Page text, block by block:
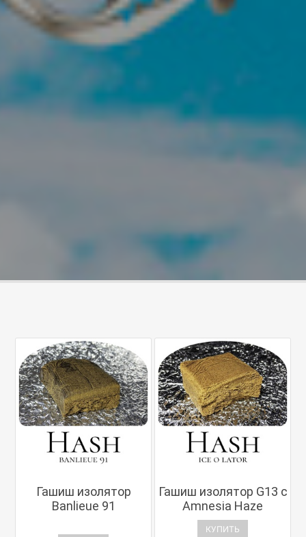
Гашиш изолятор
Banlieue 91
Гашиш изолятор G13 с
Amnesia Haze
КУПИТЬ